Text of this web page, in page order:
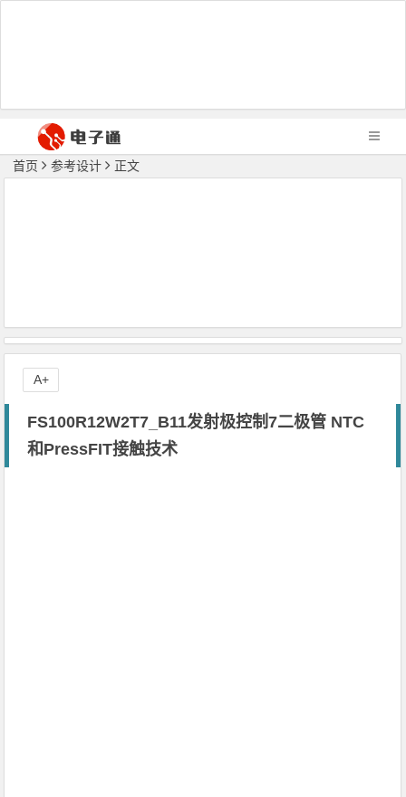
首页 参考设计 正文
FS100R12W2T7_B11发射极控制7二极管 NTC
和PressFIT接触技术
A+